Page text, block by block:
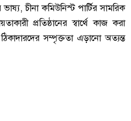
চীনা কমিউনিস্ট পার্টির সামরিক
প্রতিষ্ঠানের স্বার্থে কাজ করা
ঠিকাদারদের সম্পৃক্ততা এড়ানো অত্যন্ত